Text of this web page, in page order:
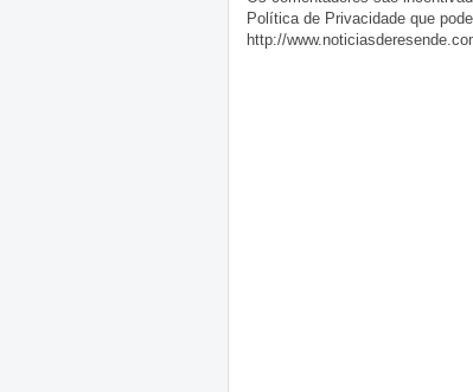
Política de Privacidade que
http://